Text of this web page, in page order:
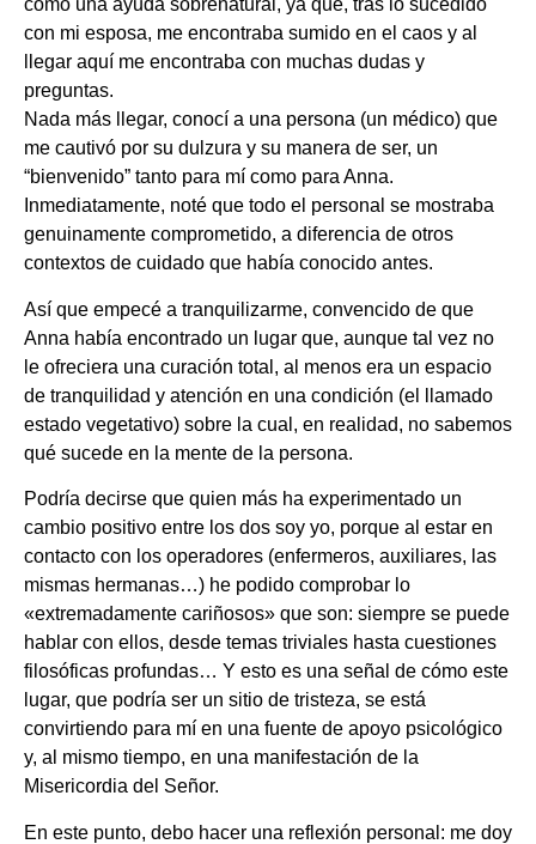
como una ayuda sobrenatural, ya que, tras lo sucedido
con mi esposa, me encontraba sumido en el caos y al
llegar aquí me encontraba con muchas dudas y
preguntas.
Nada más llegar, conocí a una persona (un médico) que
me cautivó por su dulzura y su manera de ser, un
“bienvenido” tanto para mí como para Anna.
Inmediatamente, noté que todo el personal se mostraba
genuinamente comprometido, a diferencia de otros
contextos de cuidado que había conocido antes.
Así que empecé a tranquilizarme, convencido de que
Anna había encontrado un lugar que, aunque tal vez no
le ofreciera una curación total, al menos era un espacio
de tranquilidad y atención en una condición (el llamado
estado vegetativo) sobre la cual, en realidad, no sabemos
qué sucede en la mente de la persona.
Podría decirse que quien más ha experimentado un
cambio positivo entre los dos soy yo, porque al estar en
contacto con los operadores (enfermeros, auxiliares, las
mismas hermanas…) he podido comprobar lo
«extremadamente cariñosos» que son: siempre se puede
hablar con ellos, desde temas triviales hasta cuestiones
filosóficas profundas… Y esto es una señal de cómo este
lugar, que podría ser un sitio de tristeza, se está
convirtiendo para mí en una fuente de apoyo psicológico
y, al mismo tiempo, en una manifestación de la
Misericordia del Señor.
En este punto, debo hacer una reflexión personal: me doy